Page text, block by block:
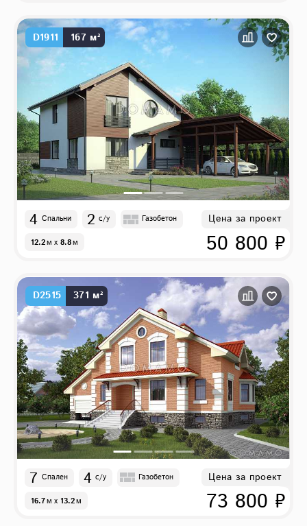
D1911 167 м²
4 Спальни 2 с/у Газобетон
12.2м x 8.8м
Цена за проект
50 800 ₽
D2515 371 м²
7 Спален 4 с/у Газобетон
16.7м x 13.2м
Цена за проект
73 800 ₽